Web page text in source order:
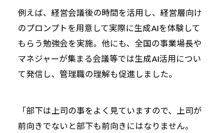
例えば、経営会議後の時間を活用し、経営層向け
のプロンプトを用意して実際に生成AIを体験して
もらう勉強会を実施。他にも、全国の事業場長や
マネジャーが集まる会議等では生成AI活用につい
て発信し、管理職の理解も促進しました。
「部下は上司の事をよく見ていますので、上司が
前向きでないと部下も前向きにはなりません。